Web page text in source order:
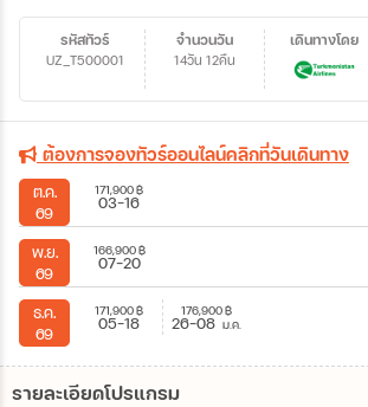
รหัสทัวร์
UZ_T500001
จำนวนวัน
14วัน 12คืน
เดินทางโดย
ต้องการจองทัวร์ออนไลน์คลิกที่วันเดินทาง
ต.ค.
69
171,900฿
03-16
พ.ย.
69
166,900฿
07-20
ธ.ค.
69
171,900฿
05-18
176,900฿
26-08 ม.ค.
รายละเอียดโปรแกรม